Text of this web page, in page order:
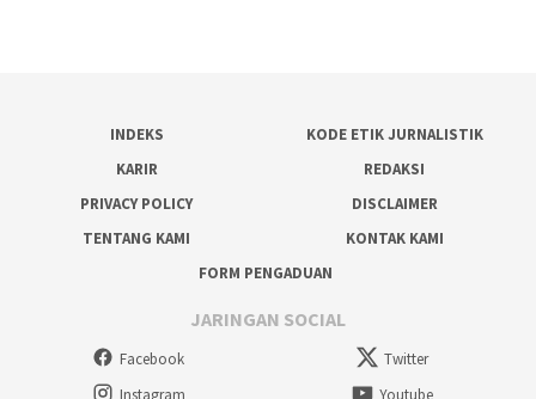
INDEKS
KODE ETIK JURNALISTIK
KARIR
REDAKSI
PRIVACY POLICY
DISCLAIMER
TENTANG KAMI
KONTAK KAMI
FORM PENGADUAN
JARINGAN SOCIAL
Facebook
Twitter
Instagram
Youtube